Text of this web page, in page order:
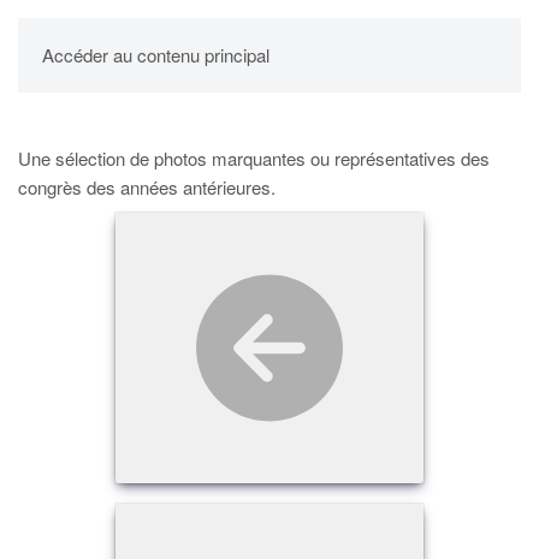
Accéder au contenu principal
UPBM
Une sélection de photos marquantes ou représentatives des
congrès des années antérieures.